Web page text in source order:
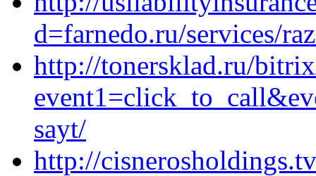
d=farnedo.ru/services/
http://tonersklad.ru/
sayt/
http://